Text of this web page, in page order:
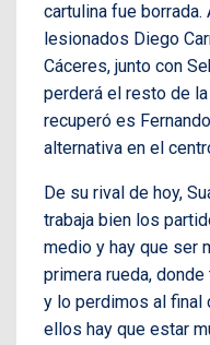
cartulina fue
lesionados Diego
Cáceres, junto con
perderá el resto de
recuperó es
alternativa en el
De su rival de hoy,
trabaja bien los
medio y hay que ser
primera rueda,
y lo perdimos al final
ellos hay que estar